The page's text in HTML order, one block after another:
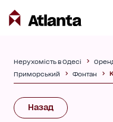
Нерухомість в Одесі
Приморський
Фонтан
Назад